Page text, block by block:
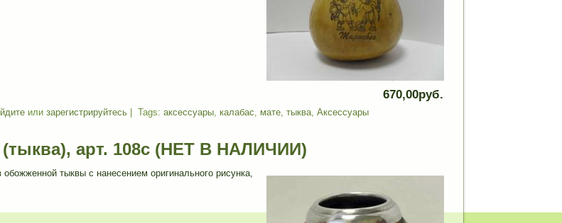
670,00руб.
или зарегистрируйтесь| Tags: аксессуары, калабас, мате, тыква, Аксессуары
(тыква), арт. 108с (НЕТ В НАЛИЧИИ)
тыквы с нанесением оригинального рисунка,